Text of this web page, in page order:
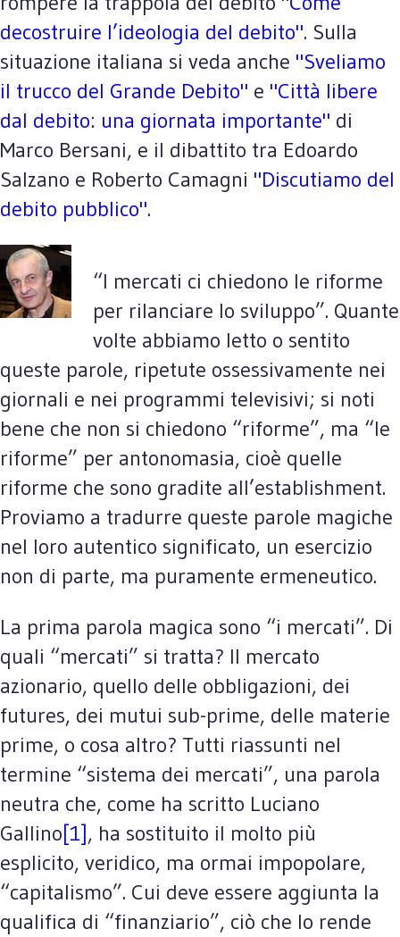
decostruire l’ideologia del debito". Sulla
situazione italiana si veda anche "Sveliamo
il trucco del Grande Debito" e "Città libere
dal debito: una giornata importante" di
Marco Bersani, e il dibattito tra Edoardo
Salzano e Roberto Camagni "Discutiamo del
debito pubblico".
“I mercati ci chiedono le riforme
per rilanciare lo sviluppo”. Quante
volte abbiamo letto o sentito
queste parole, ripetute ossessivamente nei
giornali e nei programmi televisivi; si noti
bene che non si chiedono “riforme”, ma “le
riforme” per antonomasia, cioè quelle
riforme che sono gradite all’establishment.
Proviamo a tradurre queste parole magiche
nel loro autentico significato, un esercizio
non di parte, ma puramente ermeneutico.
La prima parola magica sono “i mercati”. Di
quali “mercati” si tratta? Il mercato
azionario, quello delle obbligazioni, dei
futures, dei mutui sub-prime, delle materie
prime, o cosa altro? Tutti riassunti nel
termine “sistema dei mercati”, una parola
neutra che, come ha scritto Luciano
Gallino[1], ha sostituito il molto più
esplicito, veridico, ma ormai impopolare,
“capitalismo”. Cui deve essere aggiunta la
qualifica di “finanziario”, ciò che lo rende